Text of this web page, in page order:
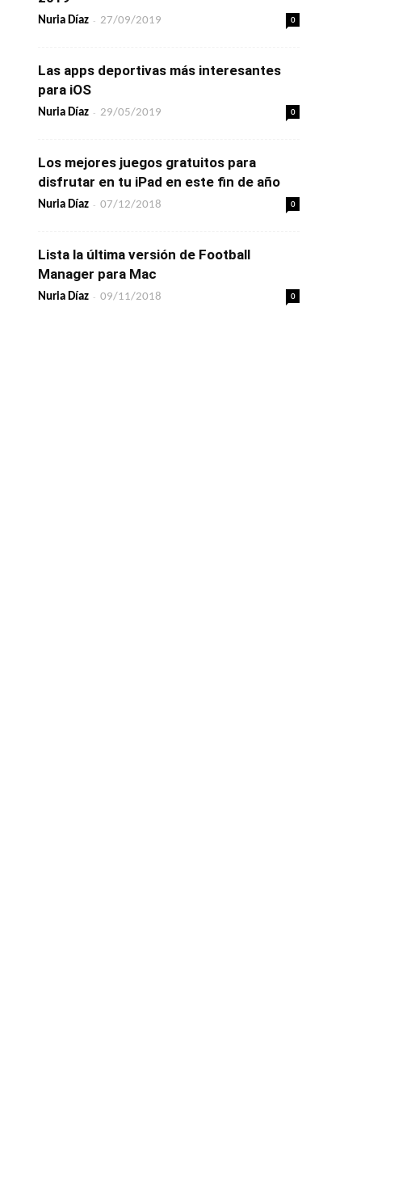
Nuria Díaz - 27/09/2019 0
Las apps deportivas más interesantes
para iOS
Nuria Díaz - 29/05/2019 0
Los mejores juegos gratuitos para
disfrutar en tu iPad en este fin de año
Nuria Díaz - 07/12/2018 0
Lista la última versión de Football
Manager para Mac
Nuria Díaz - 09/11/2018 0